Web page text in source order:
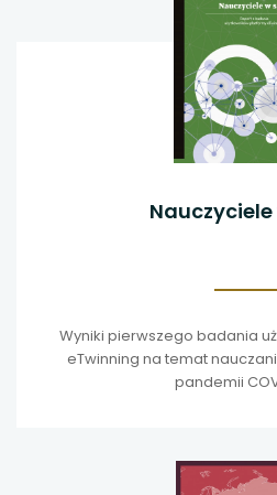
Nauczyciele
Wyniki pierwszego badania
eTwinning na temat
pandemii